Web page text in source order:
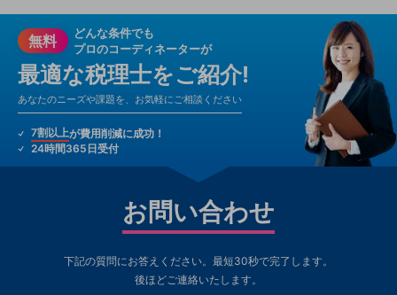
無料
どんな条件でも
プロのコーディネーターが
最適な税理士をご紹介!
あなたのニーズや課題を、お気軽にご相談ください
7割以上が費用削減に成功！
24時間365日受付
お問い合わせ
下記の質問にお答えください。最短30秒で完了します。
後ほどご連絡いたします。